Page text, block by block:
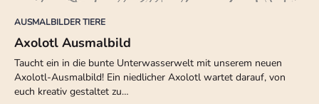
AUSMALBILDER TIERE
Axolotl Ausmalbild
Taucht ein in die bunte Unterwasserwelt mit unserem neuen
Axolotl-Ausmalbild! Ein niedlicher Axolotl wartet darauf, von
euch kreativ gestaltet zu…